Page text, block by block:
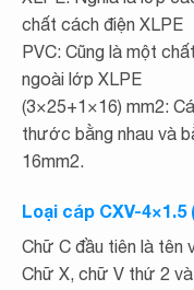
chất cách điện XLPE
PVC: Cũng là một
ngoài lớp XLPE
(3×25+1×16) mm2:
thước bằng nhau và
16mm2.
Loại cáp CXV-4×1.5
Chữ C đầu tiên là tên
Chữ X, chữ V thứ 2